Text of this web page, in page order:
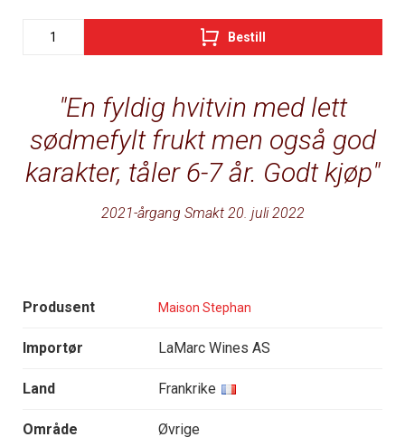
En fyldig hvitvin med lett
sødmefylt frukt men også god
karakter, tåler 6-7 år. Godt kjøp
2021-årgang Smakt 20. juli 2022
Produsent Maison Stephan
Importør LaMarc Wines AS
Land Frankrike
Område Øvrige
Bestill